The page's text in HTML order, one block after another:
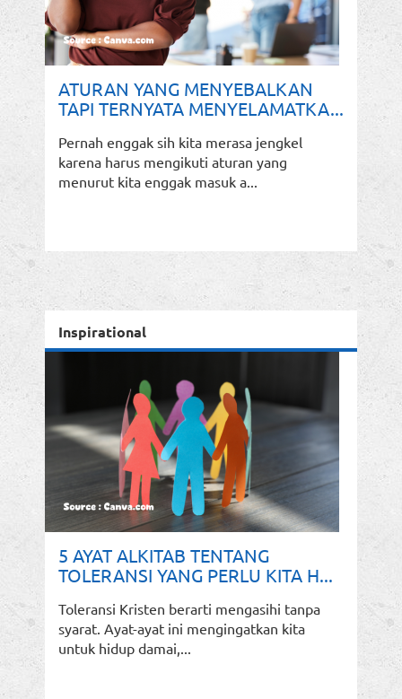
ATURAN YANG MENYEBALKAN
TAPI TERNYATA MENYELAMATKA...
Pernah enggak sih kita merasa jengkel
karena harus mengikuti aturan yang
menurut kita enggak masuk a...
Inspirational
5 AYAT ALKITAB TENTANG
TOLERANSI YANG PERLU KITA H...
Toleransi Kristen berarti mengasihi tanpa
syarat. Ayat-ayat ini mengingatkan kita
untuk hidup damai,...